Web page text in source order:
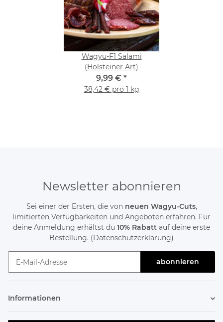
Wagyu-F1 Salami
(Holsteiner Art)
9,99 € *
38,42 € pro 1 kg
Newsletter abonnieren
Sei einer der Ersten, die von neuen Wagyu-Cuts,
limitierten Verfügbarkeiten und Angeboten erfahren. Für
deine Anmeldung erhältst du 10% Rabatt auf deine erste
Bestellung. (Datenschutzerklärung)
abonnieren
Informationen